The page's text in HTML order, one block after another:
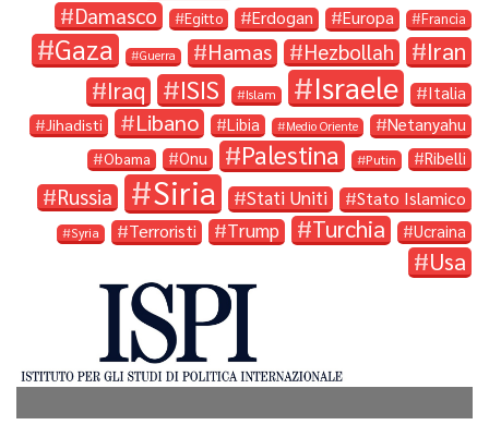
Damasco Egitto Erdogan Europa Francia
Gaza Guerra Hamas Hezbollah Iran
Iraq ISIS Islam Israele Italia
Jihadisti Libano Libia Medio Oriente Netanyahu
Obama Onu Palestina Putin Ribelli
Russia Siria Stati Uniti Stato Islamico
Syria Terroristi Trump Turchia Ucraina
Usa